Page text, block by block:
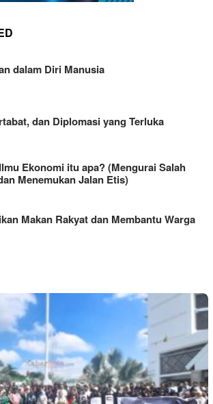
dalam Diri Manusia
dan Diplomasi yang Terluka
Ekonomi itu apa? (Mengurai Salah
Menemukan Jalan Etis)
Makan Rakyat dan Membantu Warga